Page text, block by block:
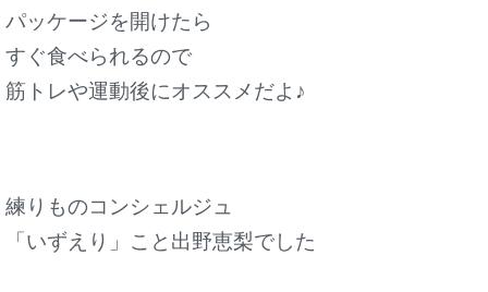
パッケージを開けたら
すぐ食べられるので
筋トレや運動後にオススメだよ♪
練りものコンシェルジュ
「いずえり」こと出野恵梨でした